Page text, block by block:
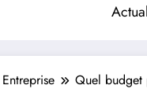
Entreprise Quel budget